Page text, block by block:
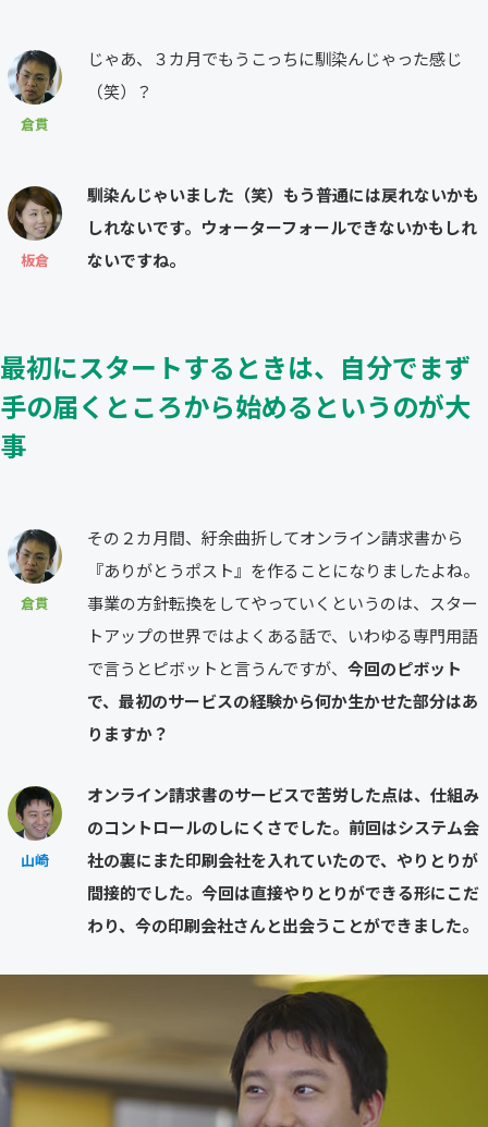
倉貫
じゃあ、３カ月でもうこっちに馴染んじゃった感じ
（笑）？
板倉
馴染んじゃいました（笑）もう普通には戻れないかも
しれないです。ウォーターフォールできないかもしれ
ないですね。
最初にスタートするときは、自分でまず
手の届くところから始めるというのが大
事
倉貫
その２カ月間、紆余曲折してオンライン請求書から
『ありがとうポスト』を作ることになりましたよね。
事業の方針転換をしてやっていくというのは、スター
トアップの世界ではよくある話で、いわゆる専門用語
で言うとピボットと言うんですが、 今回のピボット
で、最初のサービスの経験から何か生かせた部分はあ
りますか？
山崎
オンライン請求書のサービスで苦労した点は、仕組み
のコントロールのしにくさでした。前回はシステム会
社の裏にまた印刷会社を入れていたので、やりとりが
間接的でした。今回は直接やりとりができる形にこだ
わり、今の印刷会社さんと出会うことができました。